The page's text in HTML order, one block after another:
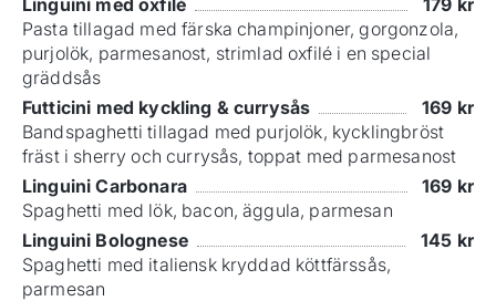
Pasta tillagad med färska champinjoner, gorgonzola,
purjolök, parmesanost, strimlad oxfilé i en special
gräddsås
Futticini med kyckling & currysås
169 kr
Bandspaghetti tillagad med purjolök, kycklingbröst
fräst i sherry och currysås, toppat med parmesanost
Linguini Carbonara
169 kr
Spaghetti med lök, bacon, äggula, parmesan
Linguini Bolognese
145 kr
Spaghetti med italiensk kryddad köttfärssås,
parmesan